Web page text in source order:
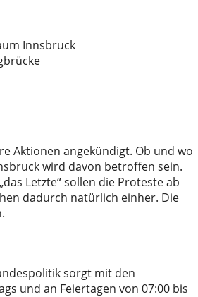
Innsbruck
Aktionen angekündigt. Ob und wo
wird davon betroffen sein.
Letzte“ sollen die Proteste ab
dadurch natürlich einher. Die
sorgt mit den
und an Feiertagen von 07:00 bis